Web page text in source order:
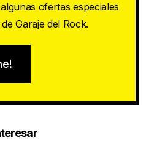
ofertas especiales
Garaje del Rock.